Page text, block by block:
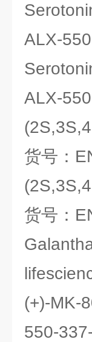
ALX-
ALX-
货号：
货号：
(+)-MK-
550-